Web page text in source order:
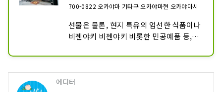
700-0822 오카야마 기타구 오카야마현 오카야마시
선물은 물론, 현지 특유의 엄선한 식품이나
비젠야키 비젠야키 비롯한 민공예품 등,
고 무심코 사람에게 전하고 싶어지는 「오
카야마 의 좋은 것」을 다수 모은 셀렉트
숍입니다.
에디터